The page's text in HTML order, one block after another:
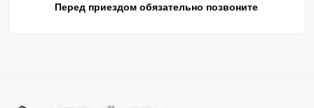
Перед приездом обязательно позвоните